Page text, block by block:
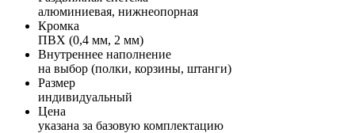
алюминиевая, нижнеопорная
Кромка
ПВХ (0,4 мм, 2 мм)
Внутреннее наполнение
на выбор (полки, корзины, штанги)
Размер
индивидуальный
Цена
указана за базовую комплектацию